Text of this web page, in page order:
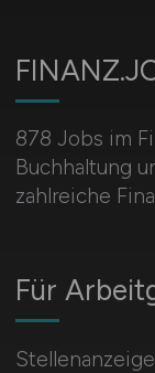
878 Jobs im
Buchhaltung
zahlreiche
Für